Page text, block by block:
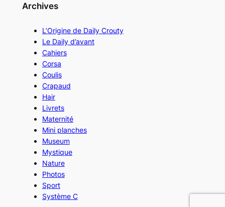
Archives
L’Origine de Daily Crouty
Le Daily d’avant
Cahiers
Corsa
Coulis
Crapaud
Hair
Livrets
Maternité
Mini planches
Museum
Mystique
Nature
Photos
Sport
Système C